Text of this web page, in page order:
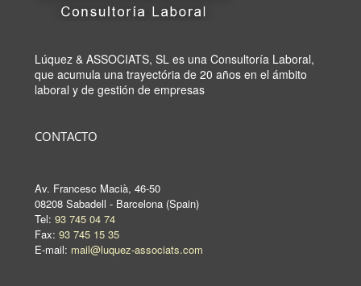
Lúquez & ASSOCIATS, SL es una Consultoría Laboral,
que acumula una trayectória de 20 años en el ámbito
laboral y de gestión de empresas
CONTACTO
Av. Francesc Macià, 46-50
08208 Sabadell - Barcelona (Spain)
Tel: 93 745 04 74
Fax: 93 745 15 35
E-mail: mail@luquez-associats.com